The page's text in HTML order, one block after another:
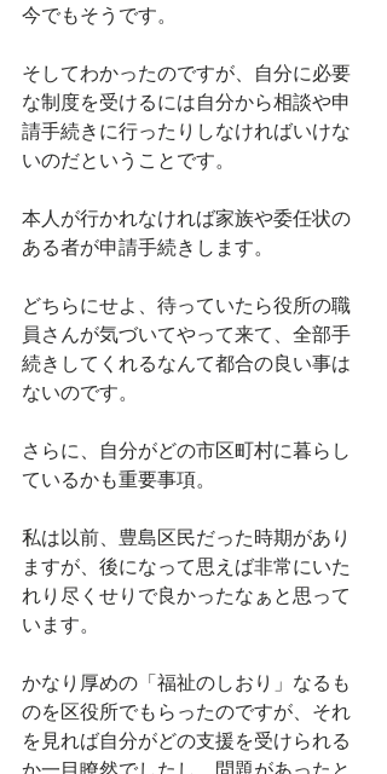
今でもそうです。
そしてわかったのですが、自分に必要
な制度を受けるには自分から相談や申
請手続きに行ったりしなければいけな
いのだということです。
本人が行かれなければ家族や委任状の
ある者が申請手続きします。
どちらにせよ、待っていたら役所の職
員さんが気づいてやって来て、全部手
続きしてくれるなんて都合の良い事は
ないのです。
さらに、自分がどの市区町村に暮らし
ているかも重要事項。
私は以前、豊島区民だった時期があり
ますが、後になって思えば非常にいた
れり尽くせりで良かったなぁと思って
います。
かなり厚めの「福祉のしおり」なるも
のを区役所でもらったのですが、それ
を見れば自分がどの支援を受けられる